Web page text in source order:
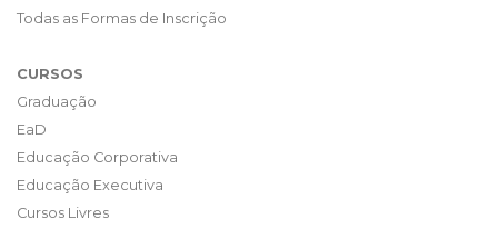
Todas as Formas de Inscrição
CURSOS
Graduação
EaD
Educação Corporativa
Educação Executiva
Cursos Livres